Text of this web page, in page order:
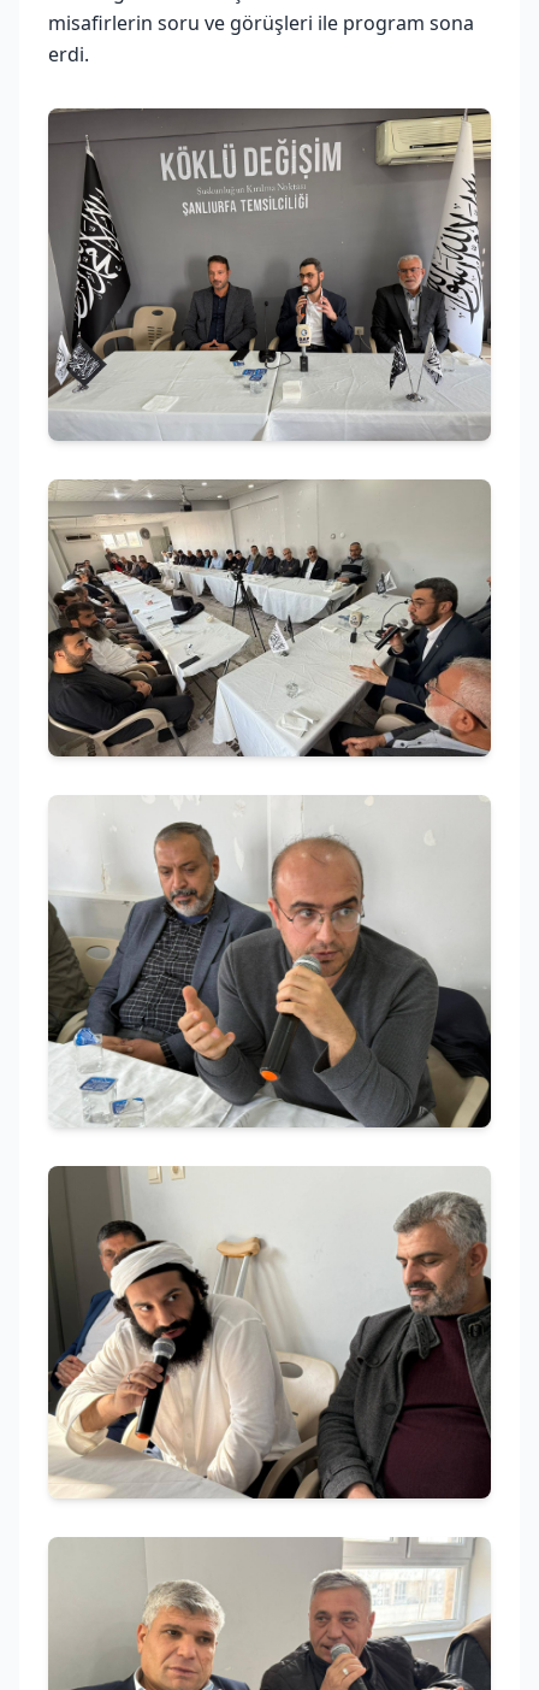
misafirlerin soru ve görüşleri ile program sona
erdi.